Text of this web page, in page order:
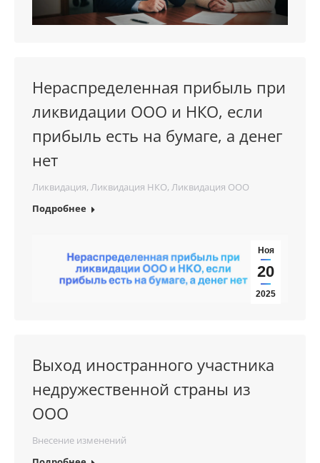
Нераспределенная прибыль при
ликвидации ООО и НКО, если
прибыль есть на бумаге, а денег
нет
Ликвидация, Ликвидация НКО, Ликвидация ООО
Подробнее
Ноя
20
2025
Выход иностранного участника
недружественной страны из
ООО
Внесение изменений